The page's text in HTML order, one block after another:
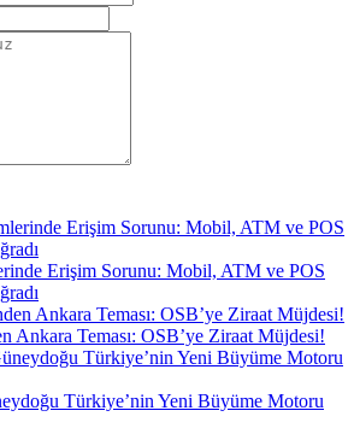
Erişim Sorunu: Mobil, ATM ve POS
Ankara Teması: OSB’ye Ziraat Müjdesi!
Türkiye’nin Yeni Büyüme Motoru